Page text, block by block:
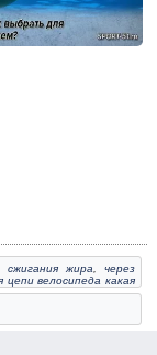
сжигания жира ,через
цепи велосипеда какая